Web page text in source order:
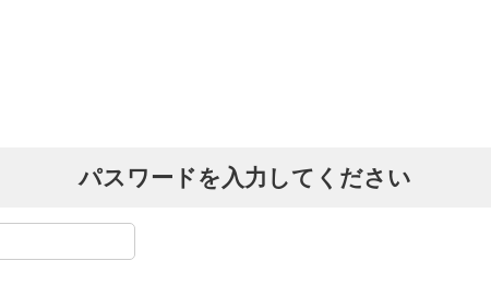
パスワードを入力してください